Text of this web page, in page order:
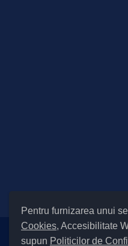
Pentru furnizarea unui
Cookies, Accesibilitate
supun Politicilor de